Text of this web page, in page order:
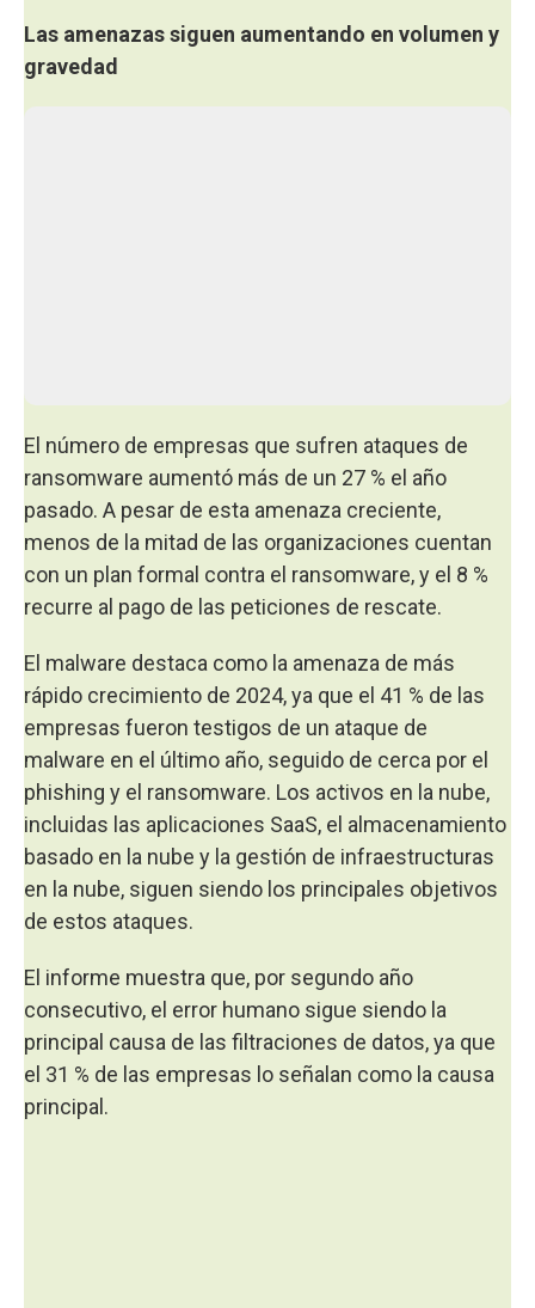
Las amenazas siguen aumentando en volumen y
gravedad
El número de empresas que sufren ataques de
ransomware aumentó más de un 27 % el año
pasado. A pesar de esta amenaza creciente,
menos de la mitad de las organizaciones cuentan
con un plan formal contra el ransomware, y el 8 %
recurre al pago de las peticiones de rescate.
El malware destaca como la amenaza de más
rápido crecimiento de 2024, ya que el 41 % de las
empresas fueron testigos de un ataque de
malware en el último año, seguido de cerca por el
phishing y el ransomware. Los activos en la nube,
incluidas las aplicaciones SaaS, el almacenamiento
basado en la nube y la gestión de infraestructuras
en la nube, siguen siendo los principales objetivos
de estos ataques.
El informe muestra que, por segundo año
consecutivo, el error humano sigue siendo la
principal causa de las filtraciones de datos, ya que
el 31 % de las empresas lo señalan como la causa
principal.